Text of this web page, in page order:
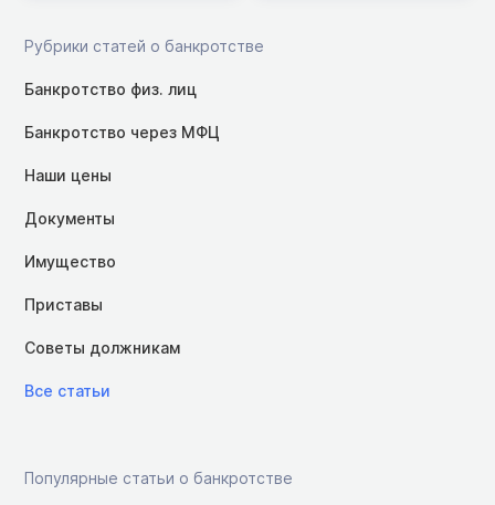
Рубрики статей о банкротстве
Банкротство физ. лиц
Банкротство через МФЦ
Наши цены
Документы
Имущество
Приставы
Советы должникам
Все статьи
Популярные статьи о банкротстве